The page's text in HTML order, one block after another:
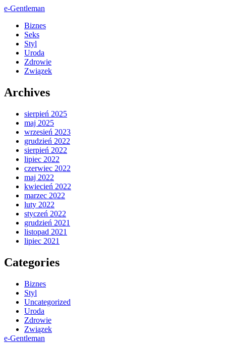
e-Gentleman
Biznes
Seks
Styl
Uroda
Zdrowie
Związek
Archives
sierpień 2025
maj 2025
wrzesień 2023
grudzień 2022
sierpień 2022
lipiec 2022
czerwiec 2022
maj 2022
kwiecień 2022
marzec 2022
luty 2022
styczeń 2022
grudzień 2021
listopad 2021
lipiec 2021
Categories
Biznes
Styl
Uncategorized
Uroda
Zdrowie
Związek
e-Gentleman